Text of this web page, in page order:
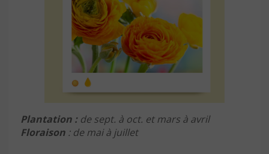
Plantation : de sept. à oct. et mars à avril
Floraison : de mai à juillet